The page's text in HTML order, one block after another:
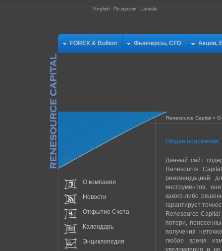
English По-русски Latviski
FOREX & Bullion Фьючерсы, CFD Акции,
Renesource Capital » О
Общие положения.
Данный сайт
Renesource
рекомендацией
инструментов,
какого-либо
гарантирует
Renesource
потери,
получения
любое время
уведомления и не
О компании
Новости
Открытие Счета
Календарь
Энциклопедия